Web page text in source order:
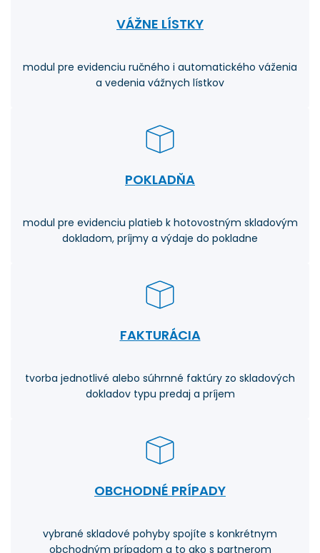
VÁŽNE LÍSTKY
modul pre evidenciu ručného i automatického váženia
a vedenia vážnych lístkov
POKLADŇA
modul pre evidenciu platieb k hotovostným skladovým
dokladom, príjmy a výdaje do pokladne
FAKTURÁCIA
tvorba jednotlivé alebo súhrnné faktúry zo skladových
dokladov typu predaj a príjem
OBCHODNÉ PRÍPADY
vybrané skladové pohyby spojíte s konkrétnym
obchodným prípadom a to ako s partnerom